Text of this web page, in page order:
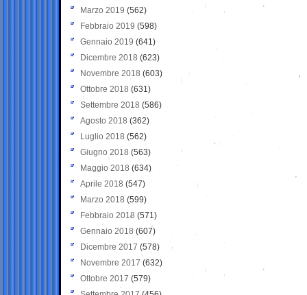
Marzo 2019 (562)
Febbraio 2019 (598)
Gennaio 2019 (641)
Dicembre 2018 (623)
Novembre 2018 (603)
Ottobre 2018 (631)
Settembre 2018 (586)
Agosto 2018 (362)
Luglio 2018 (562)
Giugno 2018 (563)
Maggio 2018 (634)
Aprile 2018 (547)
Marzo 2018 (599)
Febbraio 2018 (571)
Gennaio 2018 (607)
Dicembre 2017 (578)
Novembre 2017 (632)
Ottobre 2017 (579)